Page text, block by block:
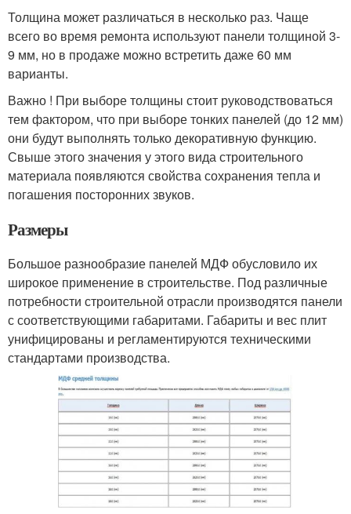
Толщина может различаться в несколько раз. Чаще
всего во время ремонта используют панели толщиной 3-
9 мм, но в продаже можно встретить даже 60 мм
варианты.
Важно ! При выборе толщины стоит руководствоваться
тем фактором, что при выборе тонких панелей (до 12 мм)
они будут выполнять только декоративную функцию.
Свыше этого значения у этого вида строительного
материала появляются свойства сохранения тепла и
погашения посторонних звуков.
Размеры
Большое разнообразие панелей МДФ обусловило их
широкое применение в строительстве. Под различные
потребности строительной отрасли производятся панели
с соответствующими габаритами. Габариты и вес плит
унифицированы и регламентируются техническими
стандартами производства.